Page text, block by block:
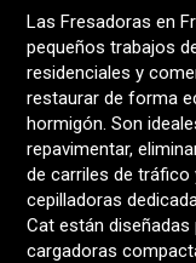
Las Fresadoras en
pequeños trabajos
residenciales y
restaurar de forma
hormigón. Son
repavimentar,
de carriles de tráfico
cepilladoras
Cat están
cargadoras